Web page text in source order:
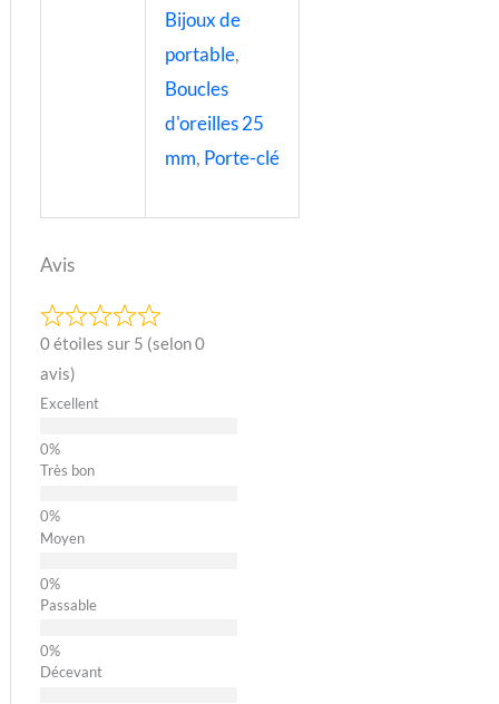
Bijoux de
portable,
Boucles
d'oreilles 25
mm, Porte-clé
Avis
0 étoiles sur 5 (selon 0
avis)
Excellent
Très bon
Moyen
Passable
Décevant